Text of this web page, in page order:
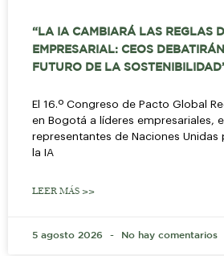
“LA IA CAMBIARÁ LAS REGLAS
EMPRESARIAL: CEOS
FUTURO DE LA
El 16.º Congreso de Pacto Global
en Bogotá a líderes empresariales,
representantes de Naciones Unidas
la IA
LEER MÁS >>
5 agosto 2026 No hay comentarios